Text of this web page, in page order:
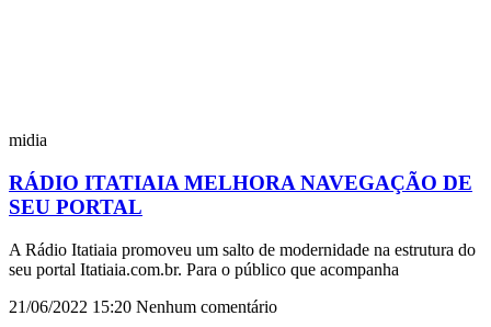
midia
RÁDIO ITATIAIA MELHORA NAVEGAÇÃO DE
SEU PORTAL
A Rádio Itatiaia promoveu um salto de modernidade na estrutura do
seu portal Itatiaia.com.br. Para o público que acompanha
21/06/2022 15:20 Nenhum comentário